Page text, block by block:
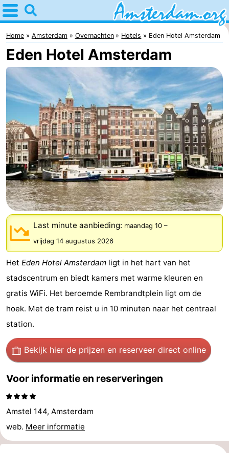
Home
Amsterdam
Reisplan
Voor
kinderen
Voor
jongeren
Gratis
Overnachten
Appartementen
Bed
(&
breakfasts)
Campings
Hotels
Vakantiehuizen
Het
Bos
-
minutes
Musea
Attracties
Zien
&
Bezienswaardigheden
Home Amsterdam Overnachten Hotels Eden Hotel Amsterdam
Eden Hotel Amsterdam
Last minute aanbieding: maandag 10 –
vrijdag 14 augustus 2026
Het Eden Hotel Amsterdam ligt in het hart van het
stadscentrum en biedt kamers met warme kleuren en
gratis WiFi. Het beroemde Rembrandtplein ligt om de
hoek. Met de tram reist u in 10 minuten naar het centraal
station.
Bekijk hier de prijzen en reserveer direct online
Voor informatie en reserveringen
Amstel 144, Amsterdam
web. Meer informatie